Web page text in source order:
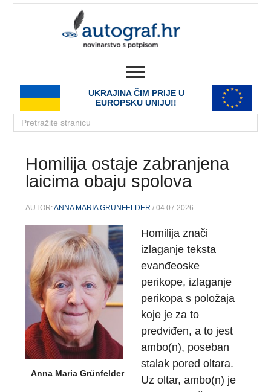
UKRAJINA ČIM PRIJE U
EUROPSKU UNIJU!!
Homilija ostaje zabranjena
laicima obaju spolova
AUTOR:ANNA MARIA GRÜNFELDER / 04.07.2026.
Anna Maria Grünfelder
Homilija znači
izlaganje teksta
evanđeoske
perikope, izlaganje
perikopa s položaja
koje je za to
predviđen, a to jest
ambo(n), poseban
stalak pored oltara.
Uz oltar, ambo(n) je